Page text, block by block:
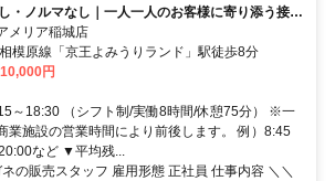
・ノルマなし｜一人一人のお客様に寄り添う接客
取得支援あり
メリア稲城店
模原線「京王よみうりランド」駅徒歩8分
円
～18:30 （シフト制/実働8時間/休憩75分） ※一
業施設の営業時間により前後します。 例）8:45
など ▼平均残...
の販売スタッフ 雇用形態 正社員 仕事内容 ＼＼